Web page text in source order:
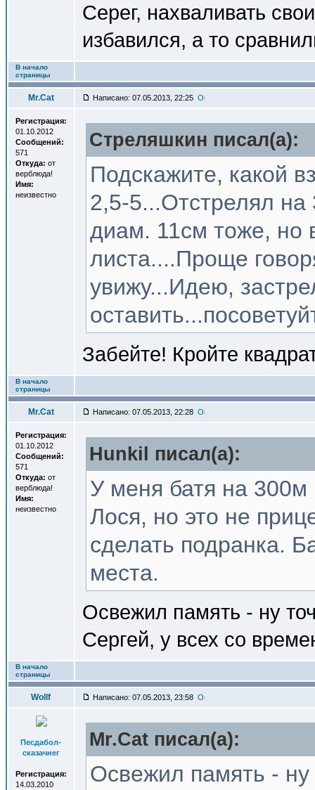
Серег, нахваливать
избавился, а то
В начало
страницы
Mr.Cat Написано: 07.05.2013, 22:25
Регистрация:
01.10.2012
Сообщений:
571
Откуда: от
верблюда!
Имя:
неизвестно
Стреляшкин писал(a):
Подскажите, какой
2,5-5...Отстрелял на
диам. 11см тоже, но
листа....Проще
увижу...Идею,
Забейте! Кройте
В начало
страницы
Mr.Cat Написано: 07.05.2013, 22:28
Регистрация:
01.10.2012
Сообщений:
571
Откуда: от
верблюда!
Имя:
неизвестно
Hunkil писал(a):
У меня батя на 300м
Лося, но это не
сделать подранка.
места.
Освежил память - ну
Сергей, у всех со
В начало
страницы
Wollf Написано: 07.05.2013, 23:58
Песдабол-
сказачнег
Регистрация:
14.03.2010
Mr.Cat писал(a):
Освежил память -